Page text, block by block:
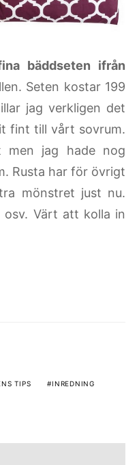
bäddseten ifrån
Seten kostar 199
jag verkligen det
fint till vårt sovrum.
men jag hade nog
Rusta har för övrigt
mönstret just nu.
osv. Värt att kolla in
TIPS
INREDNING